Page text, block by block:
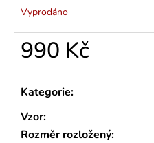
Vyprodáno
990 Kč
Měrná
Kategorie:
Vzor:
Rozměr rozložený: